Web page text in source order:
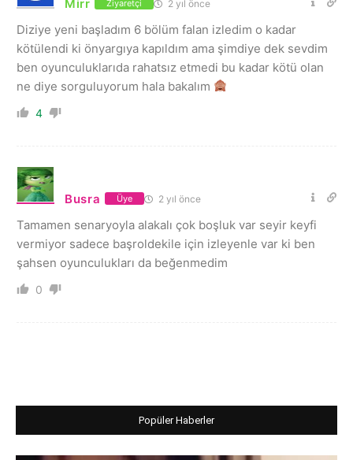
Mirr Ziyaretçi 2 yıl önce
Diziye yeni başladım 6 bölüm falan izledim o kadar
kötülendi ki önyargıya kapıldım ama şimdiye dek sevdim
ben oyunculuklarıda rahatsız etmedi bu kadar kötü olan
ne diye sorguluyorum hala bakalım
4
Busra Üye 2 yıl önce
Tamamen senaryoyla alakalı çok boşluk var seyir keyfi
vermiyor sadece başroldekile için izleyenle var ki ben
şahsen oyunculukları da beğenmedim
0
Popüler Haberler